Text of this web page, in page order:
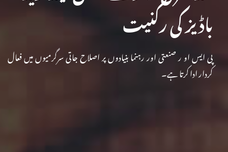
باڈیز کی رکنیت
پی ایس او ر صنعتی اور رہنما بنیادوں پر اصلاح جاتی سرگرمیوں میں فعال
کردار ادا کرتا ہے۔